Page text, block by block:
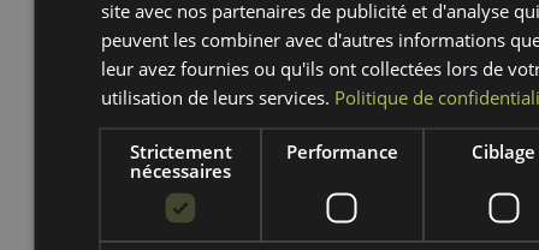
site avec nos partenaires de publicité et d'analyse qui
peuvent les combiner avec d'autres informations
leur avez fournies ou qu'ils ont collectées lors de
utilisation de leurs services. Politique de
Strictement
nécessaires
Performance Ciblage